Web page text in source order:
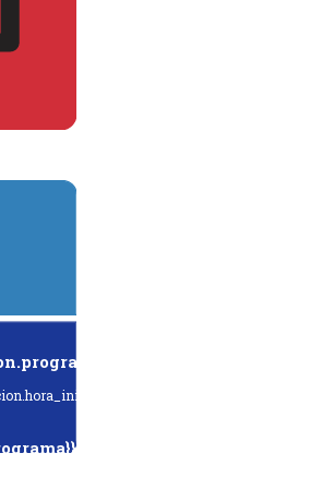
Hasta: {{programacion.hora_fin}}